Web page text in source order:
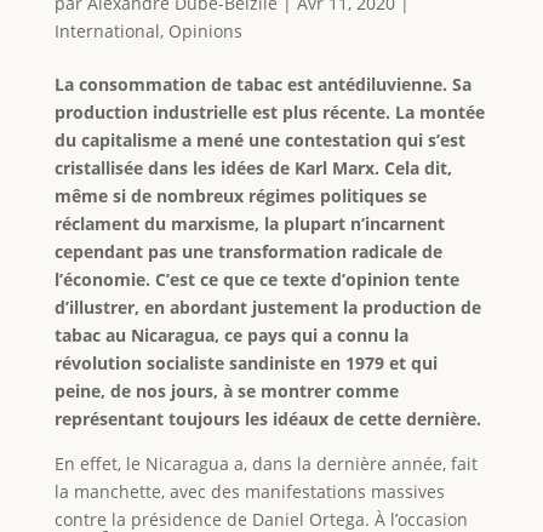
International, Opinions
La consommation de tabac est antédiluvienne. Sa
production industrielle est plus récente. La montée
du capitalisme a mené une contestation qui s’est
cristallisée dans les idées de Karl Marx. Cela dit,
même si de nombreux régimes politiques se
réclament du marxisme, la plupart n’incarnent
cependant pas une transformation radicale de
l’économie. C’est ce que ce texte d’opinion tente
d’illustrer, en abordant justement la production de
tabac au Nicaragua, ce pays qui a connu la
révolution socialiste sandiniste en 1979 et qui
peine, de nos jours, à se montrer comme
représentant toujours les idéaux de cette dernière.
En effet, le Nicaragua a, dans la dernière année, fait
la manchette, avec des manifestations massives
contre la présidence de Daniel Ortega. À l’occasion